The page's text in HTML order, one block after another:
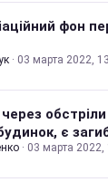
фон
· 03 марта 2022,
обстріли
є
· 03 марта 2022,